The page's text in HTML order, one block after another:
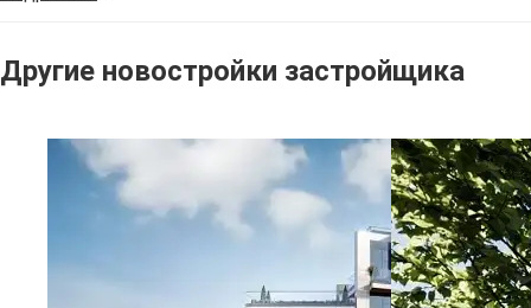
Другие новостройки застройщика